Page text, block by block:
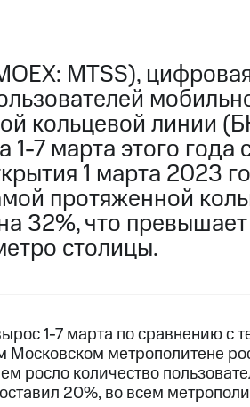
MTSS),
кольцевой линии
7 марта этого года
1 марта 2023
протяженной
32%, что
столицы.
1-7 марта по сравнению с
метрополитене
росло количество
20%, во всем